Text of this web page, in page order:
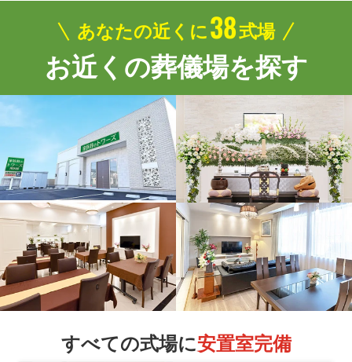
あなたの近くに38式場
お近くの葬儀場を探す
すべての式場に安置室完備